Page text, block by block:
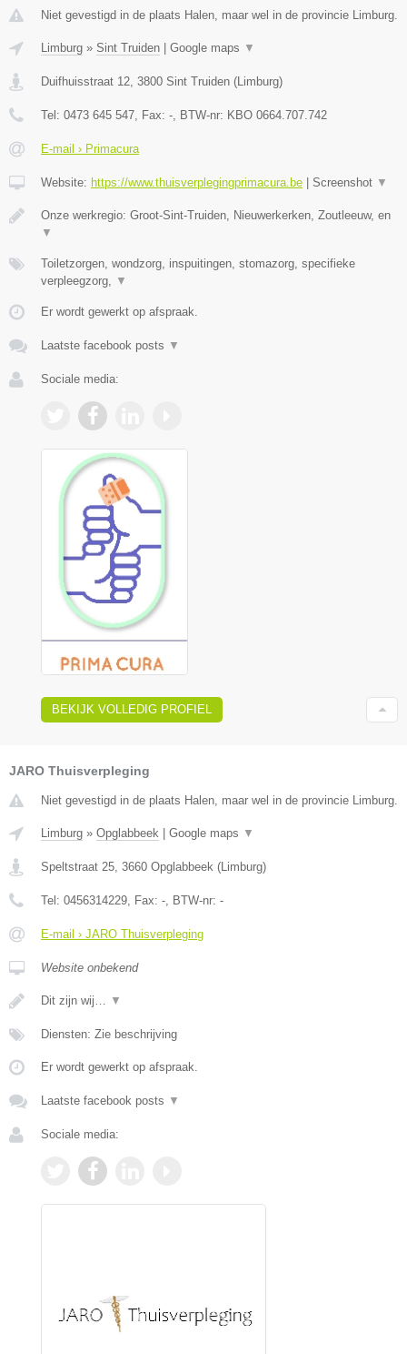
Niet gevestigd in de plaats Halen, maar wel in de provincie Limburg.
Limburg » Sint Truiden Google maps ▼
Duifhuisstraat 12, 3800 Sint Truiden (Limburg)
Tel: 0473 645 547, Fax: -, BTW-nr: KBO 0664.707.742
E-mail › Primacura
Website: https://www.thuisverplegingprimacura.be Screenshot ▼
Onze werkregio: Groot-Sint-Truiden, Nieuwerkerken, Zoutleeuw, en
▼
Toiletzorgen, wondzorg, inspuitingen, stomazorg, specifieke
verpleegzorg, ▼
Er wordt gewerkt op afspraak.
Laatste facebook posts ▼
Sociale media:
BEKIJK VOLLEDIG PROFIEL
JARO Thuisverpleging
Niet gevestigd in de plaats Halen, maar wel in de provincie Limburg.
Limburg » Opglabbeek Google maps ▼
Speltstraat 25, 3660 Opglabbeek (Limburg)
Tel: 0456314229, Fax: -, BTW-nr: -
E-mail › JARO Thuisverpleging
Website onbekend
Dit zijn wij… ▼
Diensten: Zie beschrijving
Er wordt gewerkt op afspraak.
Laatste facebook posts ▼
Sociale media: